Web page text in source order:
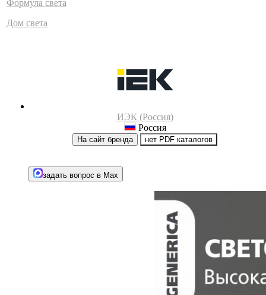
Формула света
Дом света
ИЭК (Россия)
Россия
На сайт бренда нет PDF каталогов
задать вопрос в Max